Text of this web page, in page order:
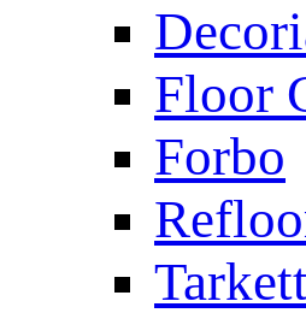
Floor
Forbo